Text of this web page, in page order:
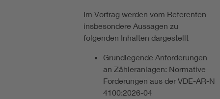
Im Vortrag werden vom Referenten
insbesondere Aussagen zu
folgenden Inhalten dargestellt
Grundlegende Anforderungen
an Zähleranlagen: Normative
Forderungen aus der VDE-AR-N
4100:2026-04